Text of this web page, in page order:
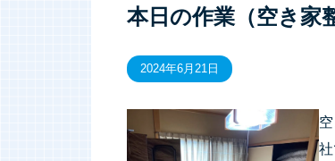
本日の作業（空き家
2024年6月21日